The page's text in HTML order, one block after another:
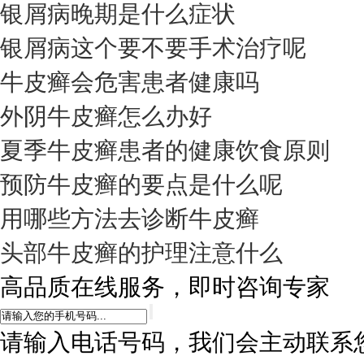
银屑病晚期是什么症状
银屑病这个要不要手术治疗呢
牛皮癣会危害患者健康吗
外阴牛皮癣怎么办好
夏季牛皮癣患者的健康饮食原则
预防牛皮癣的要点是什么呢
用哪些方法去诊断牛皮癣
头部牛皮癣的护理注意什么
高品质在线服务，即时咨询专家
请输入电话号码，我们会主动联系